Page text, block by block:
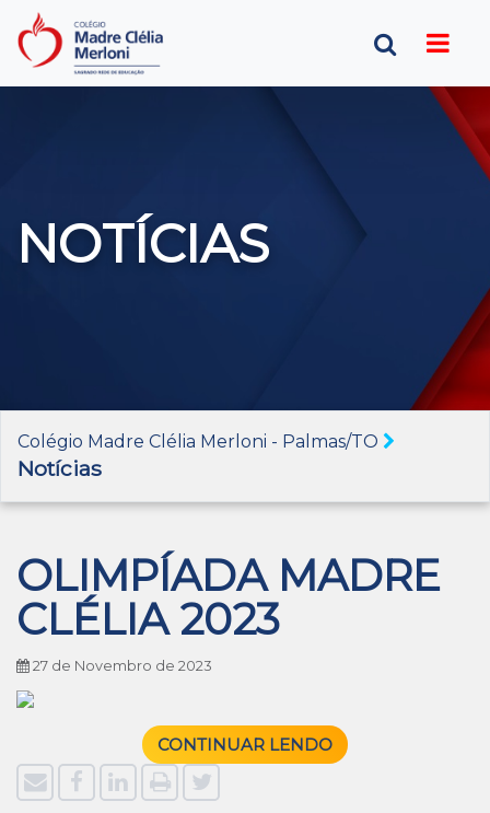
NOTÍCIAS
Colégio Madre Clélia Merloni - Palmas/TO
Notícias
OLIMPÍADA MADRE
CLÉLIA 2023
27 de Novembro de 2023
CONTINUAR LENDO